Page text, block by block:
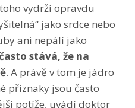
vydrží opravdu
jako srdce nebo
ani nepálí jako
stává, že na
. A právě v tom je jádro
příznaky jsou často
potíže, uvádí doktor